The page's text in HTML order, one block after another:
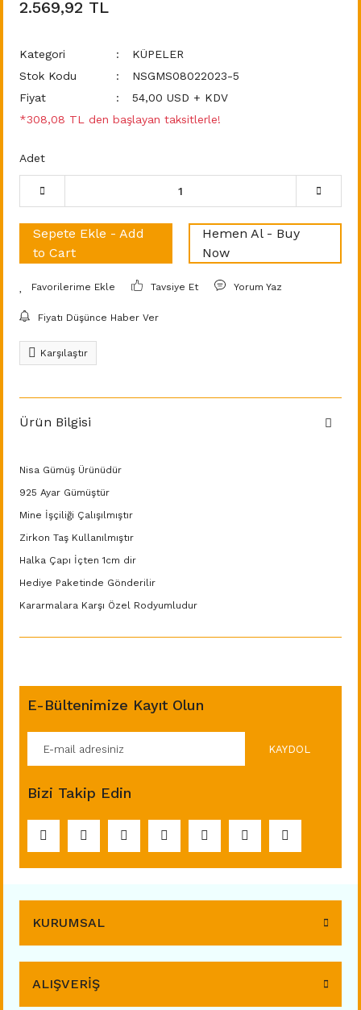
2.569,92 TL
Kategori
KÜPELER
Stok Kodu
NSGMS08022023-5
Fiyat
54,00 USD + KDV
*308,08 TL den başlayan taksitlerle!
Adet
Sepete Ekle - Add
to Cart
Hemen Al - Buy
Now
Tavsiye Et Yorum Yaz
Fiyatı Düşünce Haber Ver
Karşılaştır
Ürün Bilgisi
Nisa Gümüş Ürünüdür
925 Ayar Gümüştür
Mine İşçiliği Çalışılmıştır
Zirkon Taş Kullanılmıştır
Halka Çapı İçten 1cm dir
Hediye Paketinde Gönderilir
Kararmalara Karşı Özel Rodyumludur
E-Bültenimize Kayıt Olun
KAYDOL
Bizi Takip Edin
KURUMSAL
ALIŞVERİŞ